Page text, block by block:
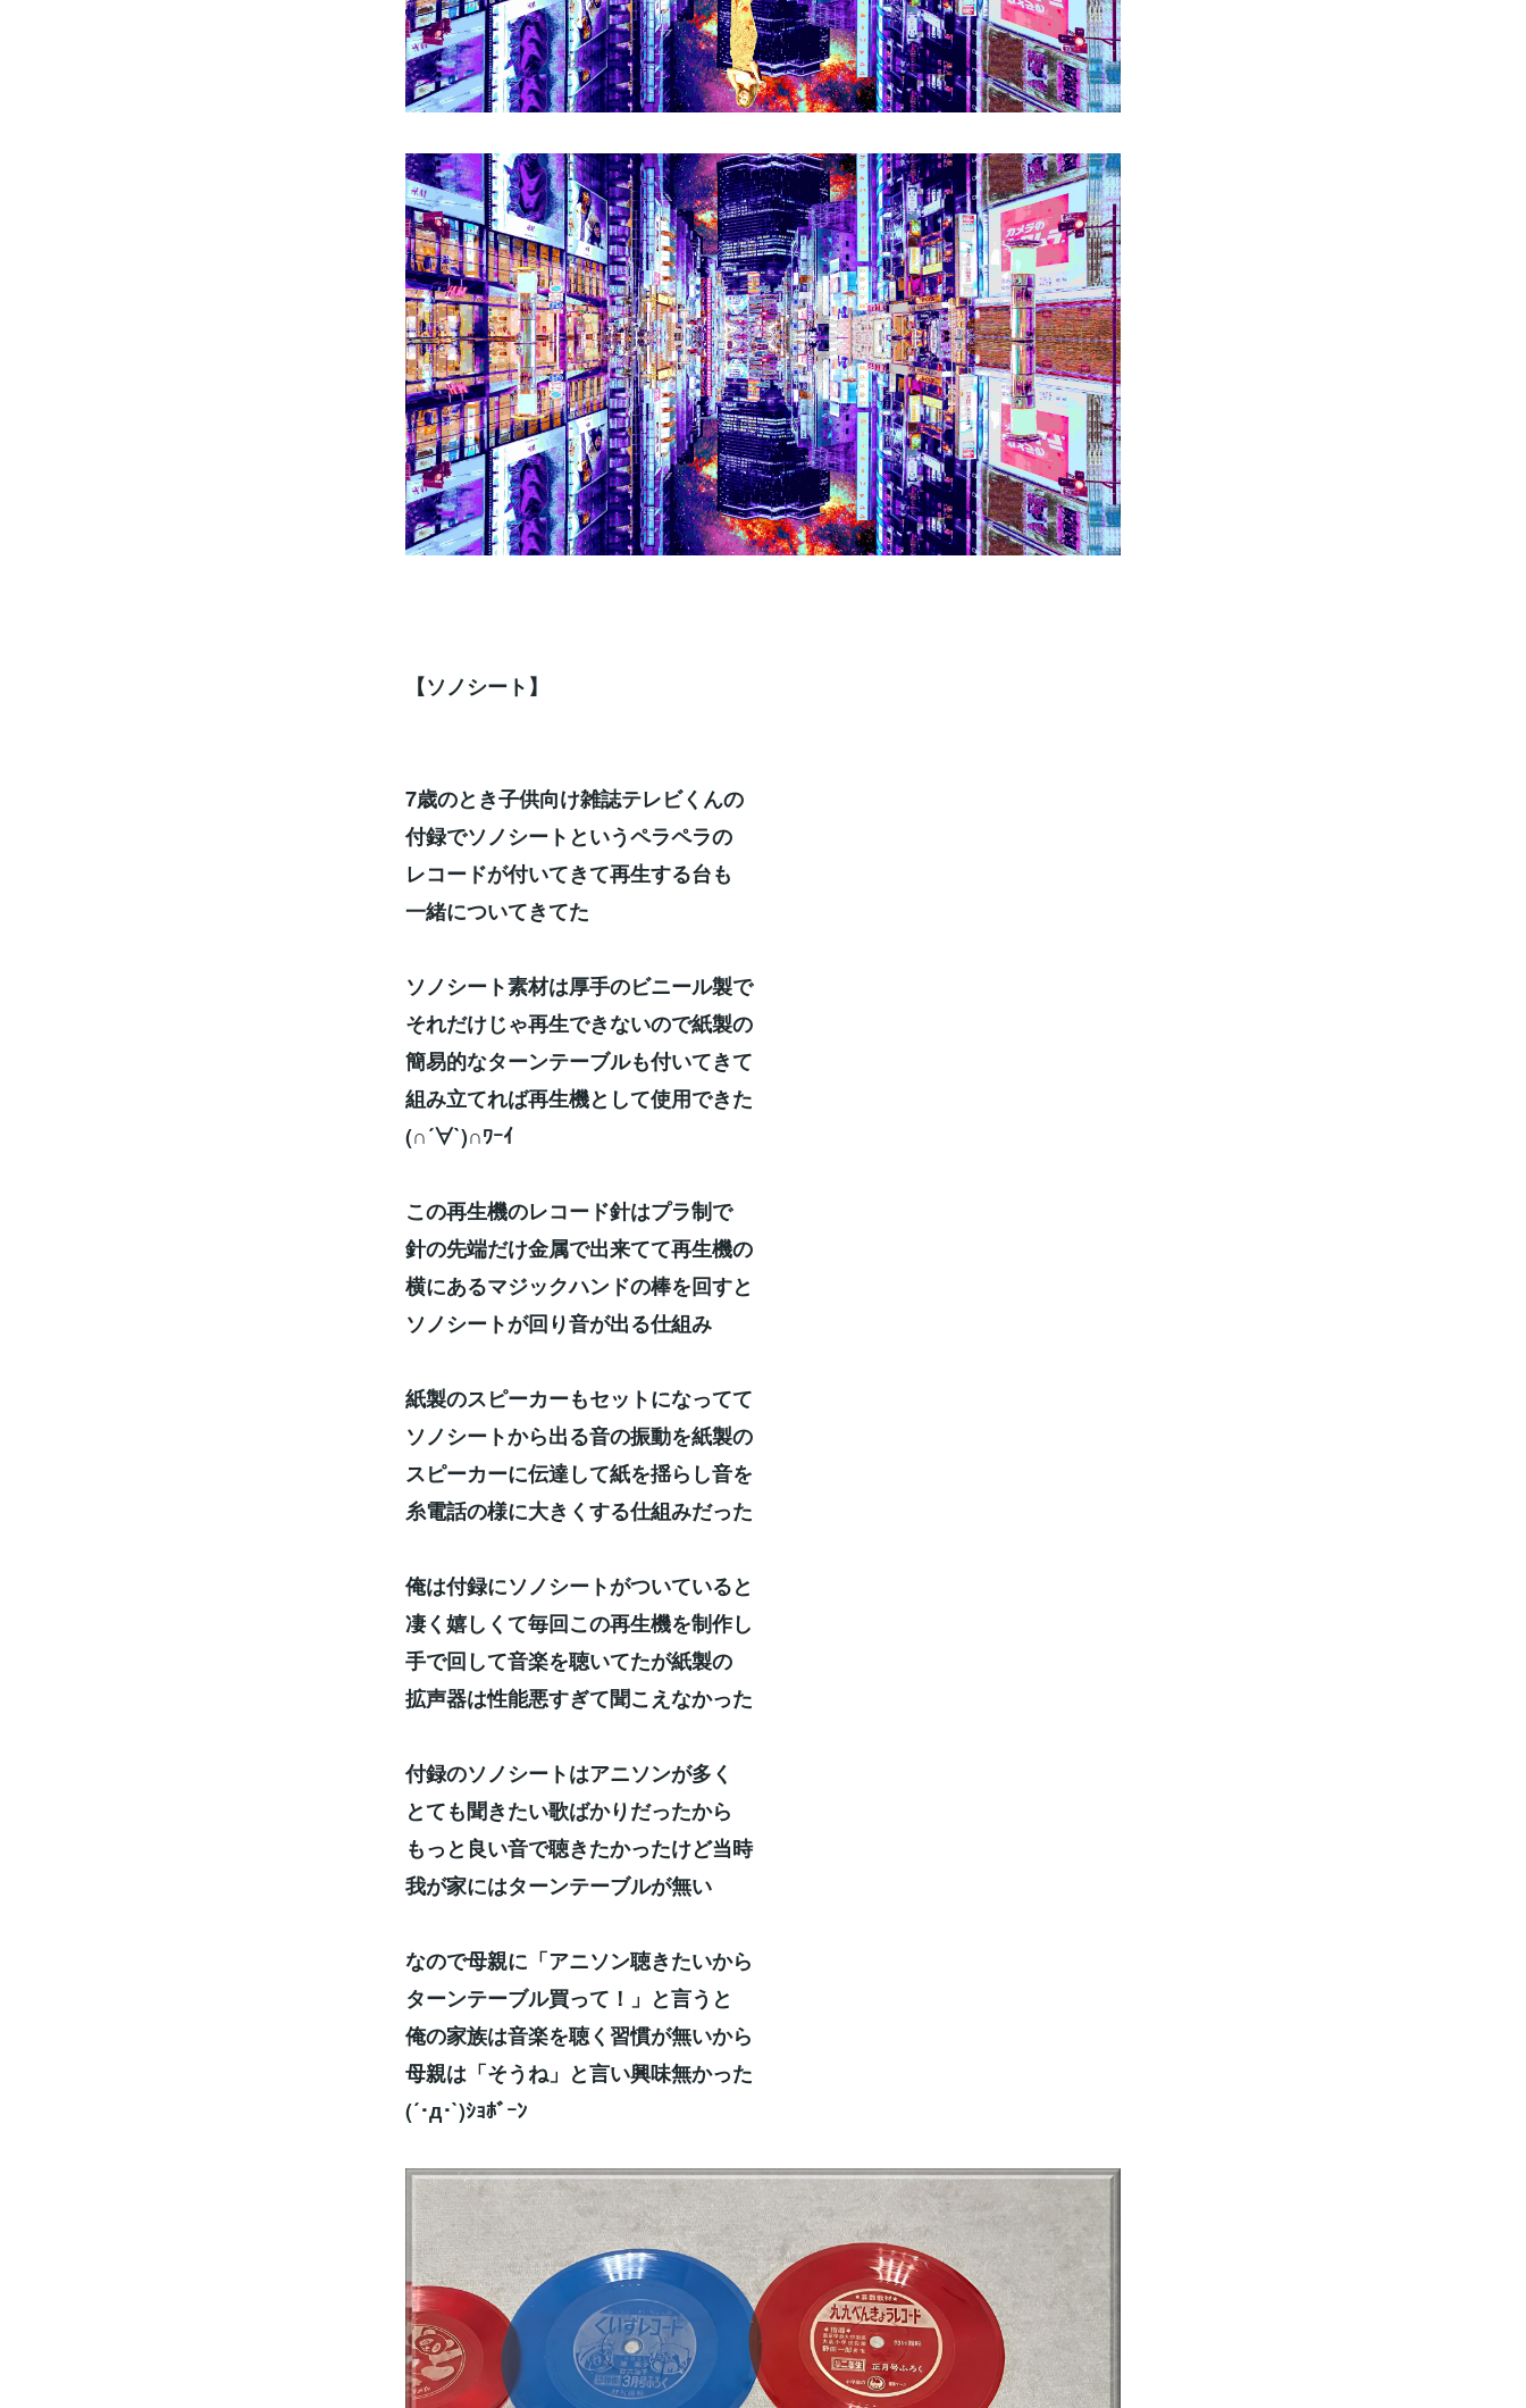
【ソノシート】
7歳のとき子供向け雑誌テレビくんの
付録でソノシートというペラペラの
レコードが付いてきて再生する台も
一緒についてきてた
ソノシート素材は厚手のビニール製で
それだけじゃ再生できないので紙製の
簡易的なターンテーブルも付いてきて
組み立てれば再生機として使用できた
(∩´∀`)∩ﾜｰｲ
この再生機のレコード針はプラ制で
針の先端だけ金属で出来てて再生機の
横にあるマジックハンドの棒を回すと
ソノシートが回り音が出る仕組み
紙製のスピーカーもセットになってて
ソノシートから出る音の振動を紙製の
スピーカーに伝達して紙を揺らし音を
糸電話の様に大きくする仕組みだった
俺は付録にソノシートがついていると
凄く嬉しくて毎回この再生機を制作し
手で回して音楽を聴いてたが紙製の
拡声器は性能悪すぎて聞こえなかった
付録のソノシートはアニソンが多く
とても聞きたい歌ばかりだったから
もっと良い音で聴きたかったけど当時
我が家にはターンテーブルが無い
なので母親に「アニソン聴きたいから
ターンテーブル買って！」と言うと
俺の家族は音楽を聴く習慣が無いから
母親は「そうね」と言い興味無かった
(´･д･`)ｼｮﾎﾞｰﾝ